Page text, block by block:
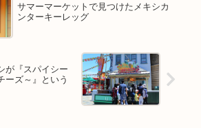
サマーマーケットで見つけたメキシカ
ンターキーレッグ
が『スパイシー
ーズ～』という